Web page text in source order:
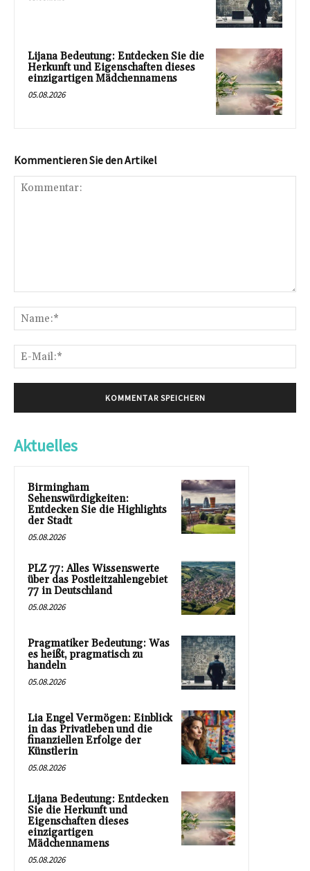
Lijana Bedeutung: Entdecken Sie die
Herkunft und Eigenschaften dieses
einzigartigen Mädchennamens
05.08.2026
Kommentieren Sie den Artikel
Aktuelles
Birmingham
Sehenswürdigkeiten:
Entdecken Sie die Highlights
der Stadt
05.08.2026
PLZ 77: Alles Wissenswerte
über das Postleitzahlengebiet
77 in Deutschland
05.08.2026
Pragmatiker Bedeutung: Was
es heißt, pragmatisch zu
handeln
05.08.2026
Lia Engel Vermögen: Einblick
in das Privatleben und die
finanziellen Erfolge der
Künstlerin
05.08.2026
Lijana Bedeutung: Entdecken
Sie die Herkunft und
Eigenschaften dieses
einzigartigen
Mädchennamens
05.08.2026